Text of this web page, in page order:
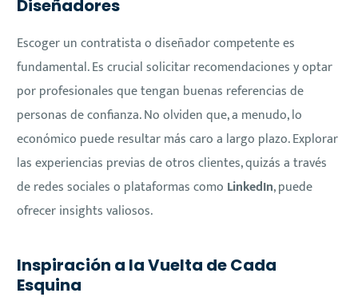
Diseñadores
Escoger un contratista o diseñador competente es
fundamental. Es crucial solicitar recomendaciones y optar
por profesionales que tengan buenas referencias de
personas de confianza. No olviden que, a menudo, lo
económico puede resultar más caro a largo plazo. Explorar
las experiencias previas de otros clientes, quizás a través
de redes sociales o plataformas como LinkedIn, puede
ofrecer insights valiosos.
Inspiración a la Vuelta de Cada
Esquina